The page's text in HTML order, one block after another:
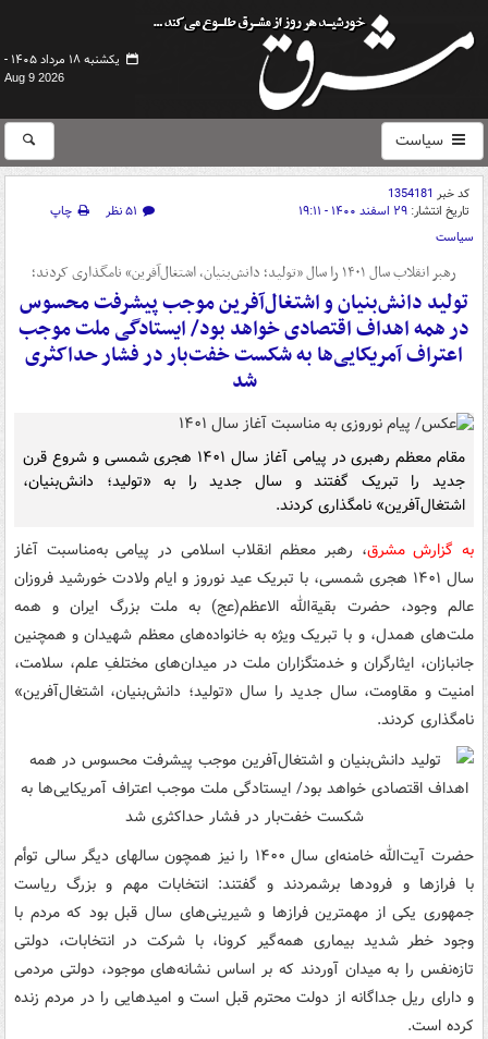
یکشنبه ۱۸ مرداد ۱۴۰۵ -
Aug 9 2026
سیاست
کد خبر 1354181
تاریخ انتشار: ۲۹ اسفند ۱۴۰۰ - ۱۹:۱۱ ۵۱ نظر
چاپ
سیاست
رهبر انقلاب سال ۱۴۰۱ را سال «تولید؛ دانش‌بنیان، اشتغال‌آفرین» نامگذاری کردند؛
تولید دانش‌بنیان و اشتغال‌آفرین موجب پیشرفت محسوس
در همه اهداف اقتصادی خواهد بود/ ایستادگی ملت موجب
اعتراف آمریکایی‌ها به شکست خفت‌بار در فشار حداکثری
شد
مقام معظم رهبری در پیامی آغاز سال ۱۴۰۱ هجری شمسی و شروع قرن
جدید را تبریک گفتند و سال جدید را به «تولید؛ دانش‌بنیان،
اشتغال‌آفرین» نامگذاری کردند.
به گزارش مشرق، رهبر معظم انقلاب اسلامی در پیامی به‌مناسبت آغاز
سال ۱۴۰۱ هجری شمسی، با تبریک عید نوروز و ایام ولادت خورشید فروزان
عالم وجود، حضرت بقیةالله الاعظم(عج) به ملت بزرگ ایران و همه
ملت‌های همدل، و با تبریک ویژه به خانواده‌های معظم شهیدان و همچنین
جانبازان، ایثارگران و خدمتگزاران ملت در میدان‌های مختلفِ علم، سلامت،
امنیت و مقاومت، سال جدید را سال «تولید؛ دانش‌بنیان، اشتغال‌آفرین»
نامگذاری کردند.
حضرت آیت‌الله خامنه‌ای سال ۱۴۰۰ را نیز همچون سالهای دیگر سالی توأم
با فرازها و فرودها برشمردند و گفتند: انتخابات مهم و بزرگ ریاست
جمهوری یکی از مهمترین فرازها و شیرینی‌های سال قبل بود که مردم با
وجود خطر شدید بیماری همه‌گیر کرونا، با شرکت در انتخابات، دولتی
تازه‌نفس را به میدان آوردند که بر اساس نشانه‌های موجود، دولتی مردمی
و دارای ریل جداگانه از دولت محترم قبل است و امیدهایی را در مردم زنده
کرده است.